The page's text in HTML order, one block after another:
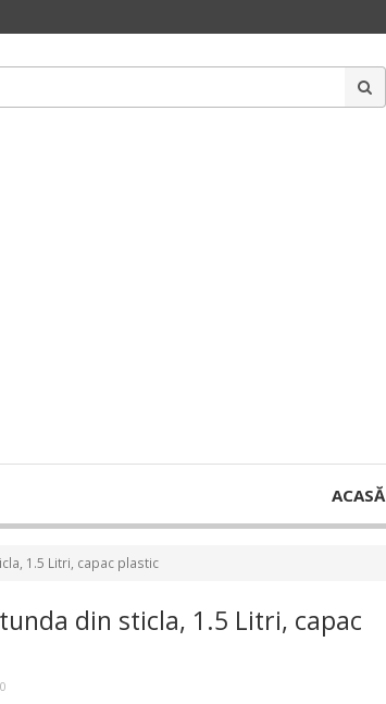
ACASĂ
1.5 Litri, capac plastic
din sticla, 1.5 Litri, capac